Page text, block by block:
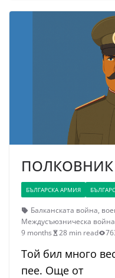
БЪЛГАРСКА АРМИЯ
Балканската война,
Междусъюзническа война
9 months
28 min read
Той бил много
пее. Още от